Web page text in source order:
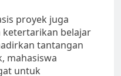
proyek juga
belajar
tantangan
mahasiswa
untuk